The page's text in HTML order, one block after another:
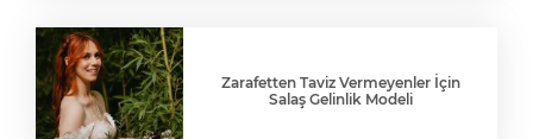
Zarafetten Taviz Vermeyenler İçin
Salaş Gelinlik Modeli